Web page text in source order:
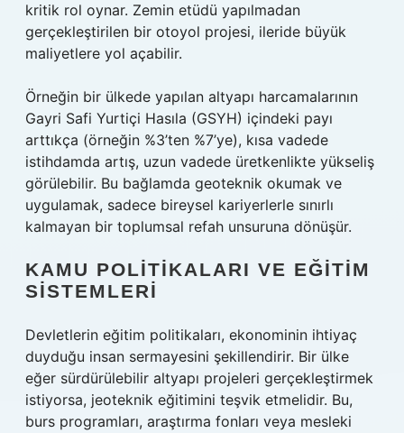
kritik rol oynar. Zemin etüdü yapılmadan
gerçekleştirilen bir otoyol projesi, ileride büyük
maliyetlere yol açabilir.
Örneğin bir ülkede yapılan altyapı harcamalarının
Gayri Safi Yurtiçi Hasıla (GSYH) içindeki payı
arttıkça (örneğin %3’ten %7’ye), kısa vadede
istihdamda artış, uzun vadede üretkenlikte yükseliş
görülebilir. Bu bağlamda geoteknik okumak ve
uygulamak, sadece bireysel kariyerlerle sınırlı
kalmayan bir toplumsal refah unsuruna dönüşür.
KAMU POLITIKALARI VE EĞITIM
SISTEMLERI
Devletlerin eğitim politikaları, ekonominin ihtiyaç
duyduğu insan sermayesini şekillendirir. Bir ülke
eğer sürdürülebilir altyapı projeleri gerçekleştirmek
istiyorsa, jeoteknik eğitimini teşvik etmelidir. Bu,
burs programları, araştırma fonları veya mesleki